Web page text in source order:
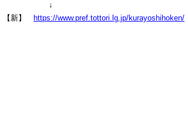
↓
【新】
https://www.pref.tottori.lg.jp/kurayoshihoken/